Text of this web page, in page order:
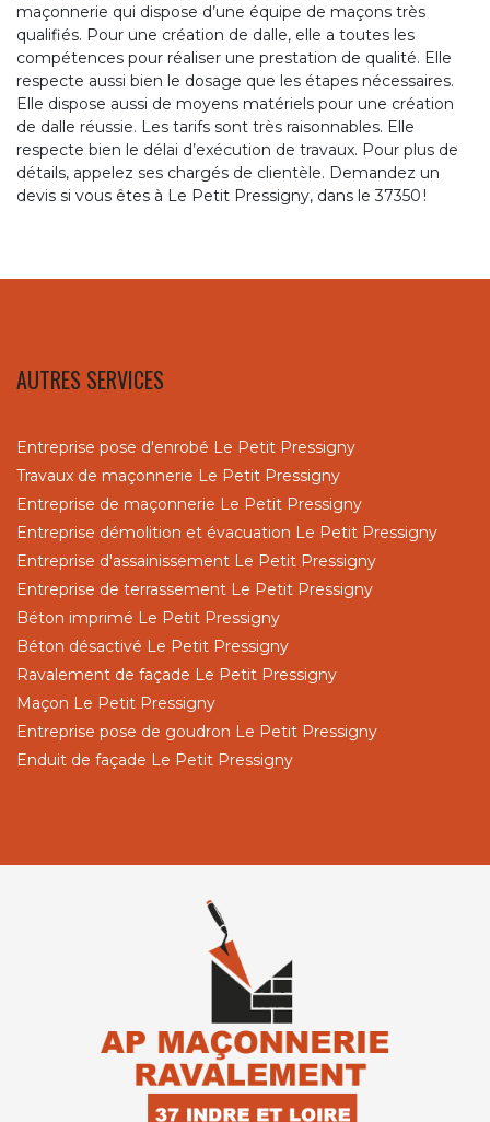
maçonnerie qui dispose d’une équipe de maçons très
qualifiés. Pour une création de dalle, elle a toutes les
compétences pour réaliser une prestation de qualité. Elle
respecte aussi bien le dosage que les étapes nécessaires.
Elle dispose aussi de moyens matériels pour une création
de dalle réussie. Les tarifs sont très raisonnables. Elle
respecte bien le délai d’exécution de travaux. Pour plus de
détails, appelez ses chargés de clientèle. Demandez un
devis si vous êtes à Le Petit Pressigny, dans le 37350 !
AUTRES SERVICES
Entreprise pose d'enrobé Le Petit Pressigny
Travaux de maçonnerie Le Petit Pressigny
Entreprise de maçonnerie Le Petit Pressigny
Entreprise démolition et évacuation Le Petit Pressigny
Entreprise d'assainissement Le Petit Pressigny
Entreprise de terrassement Le Petit Pressigny
Béton imprimé Le Petit Pressigny
Béton désactivé Le Petit Pressigny
Ravalement de façade Le Petit Pressigny
Maçon Le Petit Pressigny
Entreprise pose de goudron Le Petit Pressigny
Enduit de façade Le Petit Pressigny